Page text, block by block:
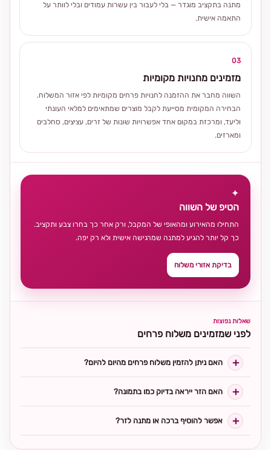
מתנה בתקציב מוגדר — בלי לעבור בין עשרות עמודים ובלי לוותר על
התאמה אישית.
03
מזמינים מחנויות מקומיות
השווה מחבר את ההזמנה לחנויות פרחים מקומיות לפי אזור המשלוח.
הבחירה המקומית מסייעת לקבל מוצרים שמתאימים למלאי העונתי
וליעד, ומרכזת במקום אחד אפשרויות שונות של זרים, עציצים, סחלבים
ומארזים.
✦
הטיפ של השווה
התחילו מהאירוע ומהאופי של המקבל, ורק אחר כך בחרו צבע ותקציב.
כך קל יותר להגיע למתנה שמרגישה אישית ולא רק יפה.
בדיקת אזורי משלוח
שאלות נפוצות
לפני שמזמינים משלוח פרחים
האם ניתן להזמין משלוח פרחים מהיום להיום?
האם הזר ייראה בדיוק כמו בתמונה?
אפשר להוסיף ברכה או מתנה לזר?